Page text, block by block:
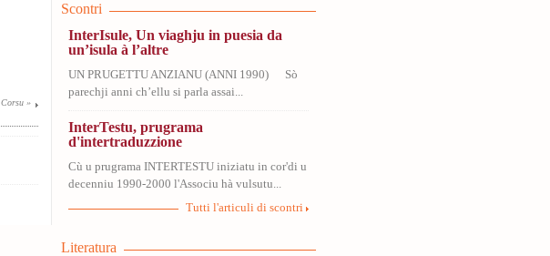
»
Scontri
InterIsule, Un viaghju in puesia da
un’isula à l’altre
UN PRUGETTU ANZIANU (ANNI 1990) Sò
parechji anni ch’ellu si parla assai...
InterTestu, prugrama
d'intertraduzzione
Cù u prugrama INTERTESTU iniziatu in cor'di u
decenniu 1990-2000 l'Associu hà vulsutu...
Tutti l'articuli di scontri
Literatura